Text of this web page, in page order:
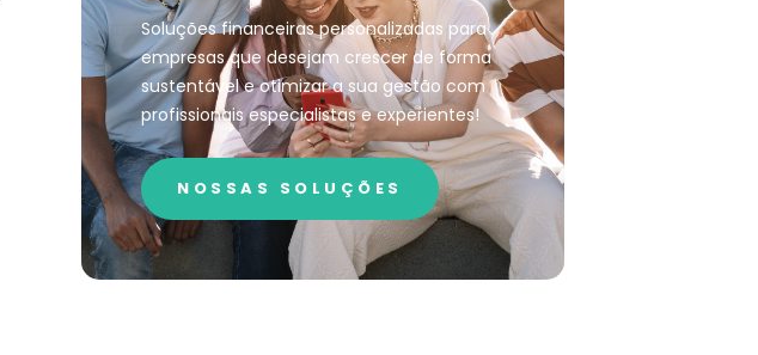
Soluções financeiras personalizadas para
empresas que desejam crescer de forma
sustentável e otimizar a sua gestão com
profissionais especialistas e experientes!
NOSSAS SOLUÇÕES